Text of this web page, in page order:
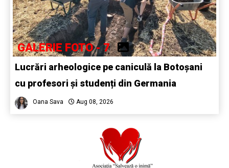
GALERIE FOTO - 7
Lucrări arheologice pe caniculă la Botoșani
cu profesori și studenți din Germania
Oana Sava Aug 08, 2026